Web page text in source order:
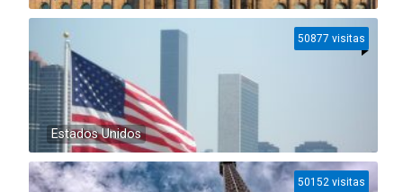
Estados Unidos
50877 visitas
50152 visitas